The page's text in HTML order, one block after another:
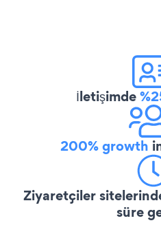
İletişimde
200% growth
Ziyaretçiler
süre